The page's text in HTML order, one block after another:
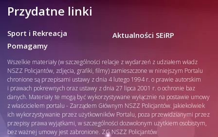
Przydatne linki
Sport i Rekreacja
Pomagamy
Aktualności SEiRP
Wszelkie materiały (w szczególności relacje z wydarzeń z udziałem władz
NSZZ Policjantów, zdjęcia, grafiki, filmy) zamieszczone w niniejszym Portalu
chronione są przepisami ustawy z dnia 4 lutego 1994 r. o prawie autorskim
i prawach pokrewnych oraz ustawy z dnia 27 lipca 2001 r. o ochronie baz
danych. Materiały te mogą być wykorzystywane wyłącznie na postawie umowy
z właścicielem portalu - Zarządem Głównym NSZZ Policjantów. Jakiekolwiek
ich wykorzystywanie przez użytkowników Portalu, poza przewidzianymi przez
przepisy prawa wyjątkami, w szczególności dozwolonym użytkiem osobistym,
bez ważnej umowy jest zabronione. ZG NSZZ Policjantów